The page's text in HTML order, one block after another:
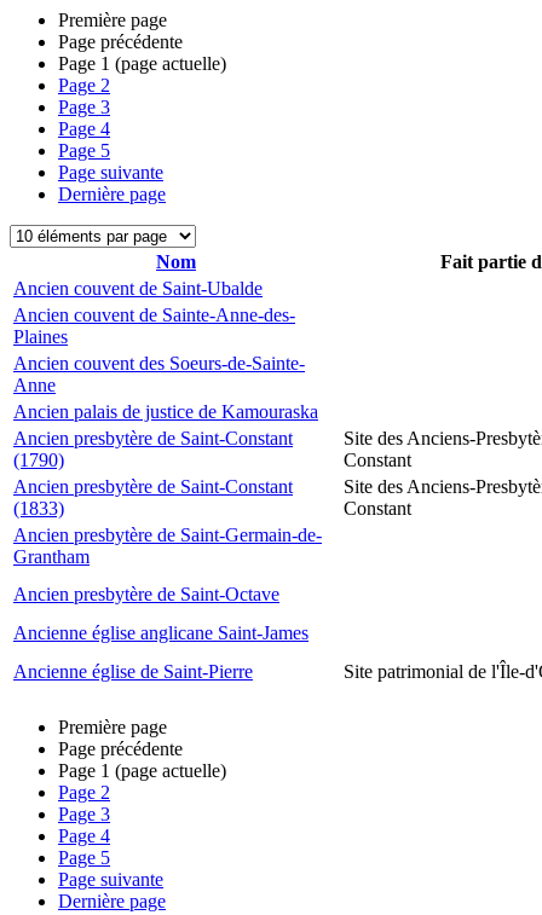
Première page
Page précédente
Page 1 (page actuelle)
Page 2
Page 3
Page 4
Page 5
Page suivante
Dernière page
Nom
Fait partie
Ancien couvent de Saint-Ubalde
Ancien couvent de Sainte-Anne-des-
Plaines
Ancien couvent des Soeurs-de-Sainte-
Anne
Ancien palais de justice de Kamouraska
Ancien presbytère de Saint-Constant
(1790)
Site des Anciens-
Constant
Ancien presbytère de Saint-Constant
(1833)
Site des Anciens-
Constant
Ancien presbytère de Saint-Germain-de-
Grantham
Ancien presbytère de Saint-Octave
Ancienne église anglicane Saint-James
Ancienne église de Saint-Pierre
Site patrimonial de l'Île-
Première page
Page précédente
Page 1 (page actuelle)
Page 2
Page 3
Page 4
Page 5
Page suivante
Dernière page